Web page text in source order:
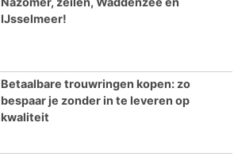
IJsselmeer!
Betaalbare trouwringen kopen: zo
bespaar je zonder in te leveren op
kwaliteit